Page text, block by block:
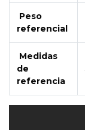
Peso
referencial
Medidas
de
referencia